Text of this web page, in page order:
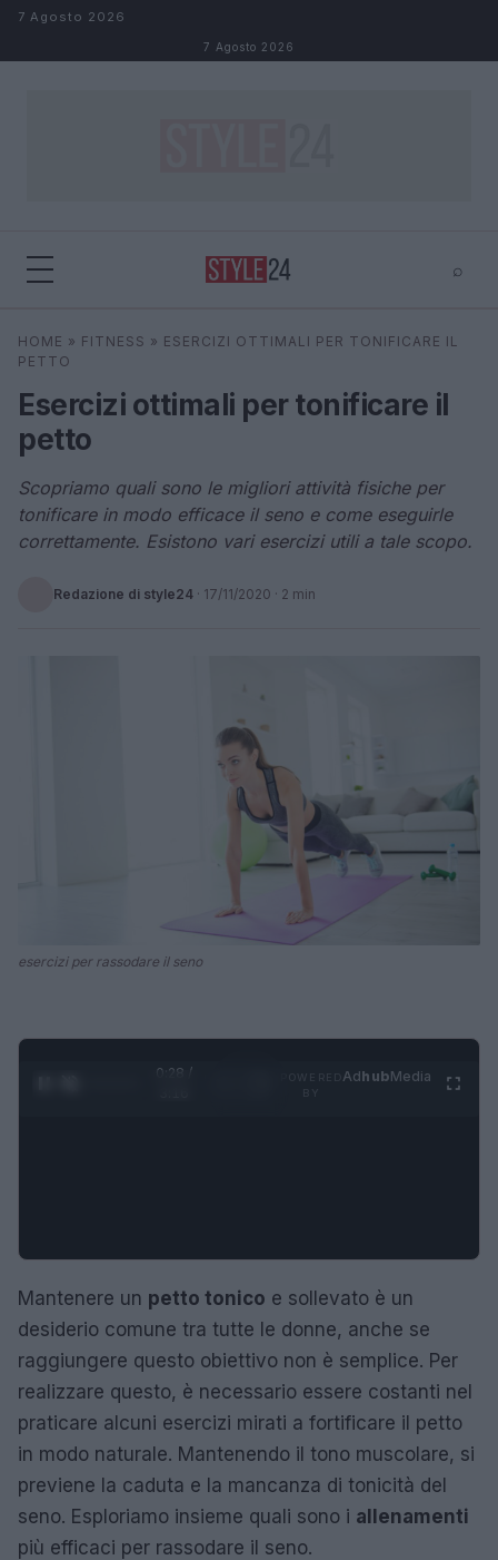
Salta al contenuto
7 Agosto 2026
7 Agosto 2026
⌕
Cerca ⌕ ×
HOME » FITNESS » ESERCIZI OTTIMALI PER TONIFICARE IL
PETTO
Esercizi ottimali per tonificare il
petto
Scopriamo quali sono le migliori attività fisiche per
tonificare in modo efficace il seno e come eseguirle
correttamente. Esistono vari esercizi utili a tale scopo.
Redazione di style24 · 17/11/2020 · 2 min
esercizi per rassodare il seno
0:28 /
AdhubMedia
Mantenere un petto tonico e sollevato è un
desiderio comune tra tutte le donne, anche se
raggiungere questo obiettivo non è semplice. Per
realizzare questo, è necessario essere costanti nel
praticare alcuni esercizi mirati a fortificare il petto
in modo naturale. Mantenendo il tono muscolare, si
previene la caduta e la mancanza di tonicità del
seno. Esploriamo insieme quali sono i allenamenti
più efficaci per rassodare il seno.